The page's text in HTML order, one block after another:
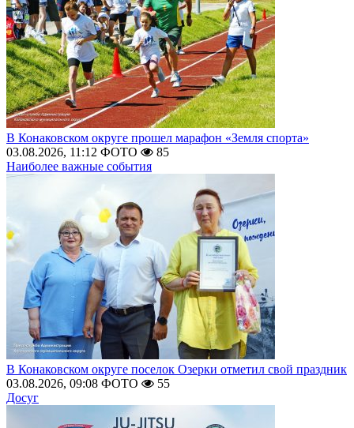
В Конаковском округе прошел марафон «Земля спорта»
03.08.2026, 11:12 ФОТО
85
Наиболее важные события
В Конаковском округе поселок Озерки отметил свой праздник
03.08.2026, 09:08 ФОТО
55
Досуг